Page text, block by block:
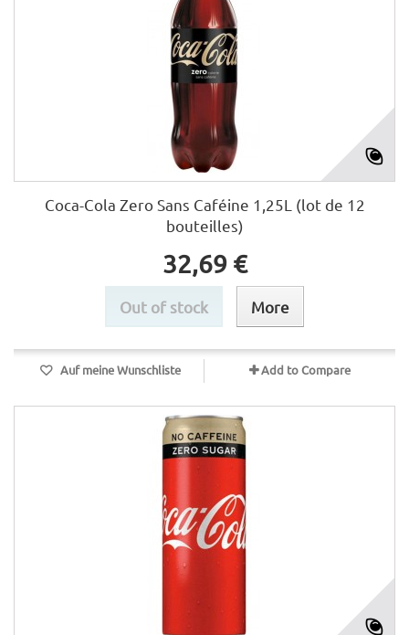
Coca-Cola Zero Sans Caféine 1,25L (lot de 12
bouteilles)
32,69 €
Out of stock More
Auf meine Wunschliste Add to Compare